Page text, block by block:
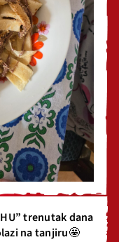
trenutak dana
na tanjiru🤩